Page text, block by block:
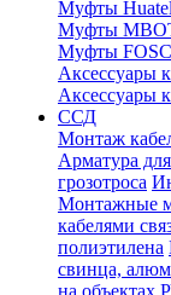
Муфты Huatel
Муфты
Муфты FOSC
Аксессуары
Аксессуары
ССД
Монтаж
Арматура
грозотроса
Монтажные
кабелями
полиэтилена
свинца,
на объектах